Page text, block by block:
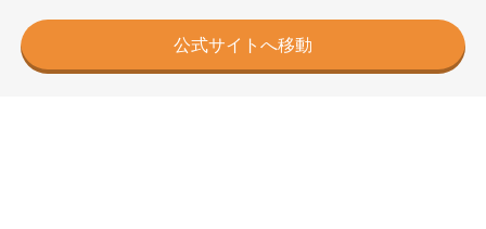
公式サイトへ移動